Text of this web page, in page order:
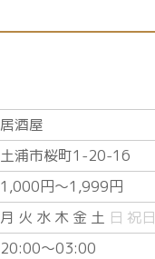
居酒屋
土浦市桜町1-20-16
1,000円〜1,999円
月 火 水 木 金 土 日 祝日
20:00〜03:00